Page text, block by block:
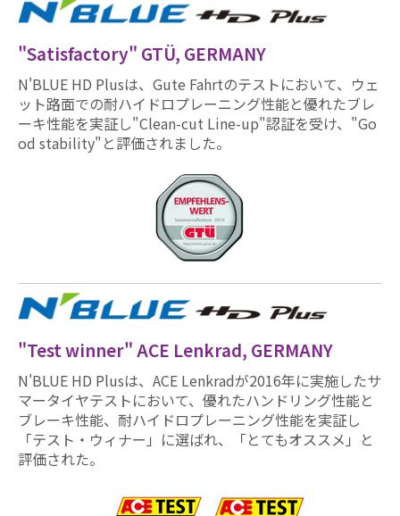
"Satisfactory" GTÜ, GERMANY
N'BLUE HD Plusは、Gute Fahrtのテストにおいて、ウェ
ット路面での耐ハイドロプレーニング性能と優れたブレ
ーキ性能を実証し"Clean-cut Line-up"認証を受け、"Go
od stability"と評価されました。
"Test winner" ACE Lenkrad, GERMANY
N'BLUE HD Plusは、ACE Lenkradが2016年に実施したサ
マータイヤテストにおいて、優れたハンドリング性能と
ブレーキ性能、耐ハイドロプレーニング性能を実証し
「テスト・ウィナー」に選ばれ、「とてもオススメ」と
評価された。